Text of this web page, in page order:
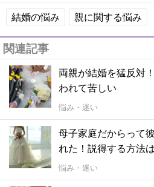
結婚の悩み 親に関する悩み
関連記事
両親が結婚を猛反対
われて苦しい
悩み・迷い
母子家庭だからって
れた！説得する方法
悩み・迷い